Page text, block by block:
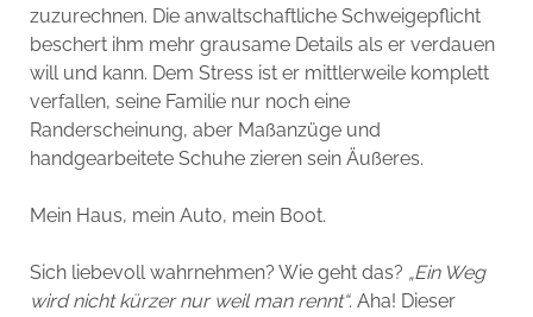
zuzurechnen. Die anwaltschaftliche Schweigepflicht
beschert ihm mehr grausame Details als er verdauen
will und kann. Dem Stress ist er mittlerweile komplett
verfallen, seine Familie nur noch eine
Randerscheinung, aber Maßanzüge und
handgearbeitete Schuhe zieren sein Äußeres.
Mein Haus, mein Auto, mein Boot.
Sich liebevoll wahrnehmen? Wie geht das? „Ein Weg
wird nicht kürzer nur weil man rennt“. Aha! Dieser